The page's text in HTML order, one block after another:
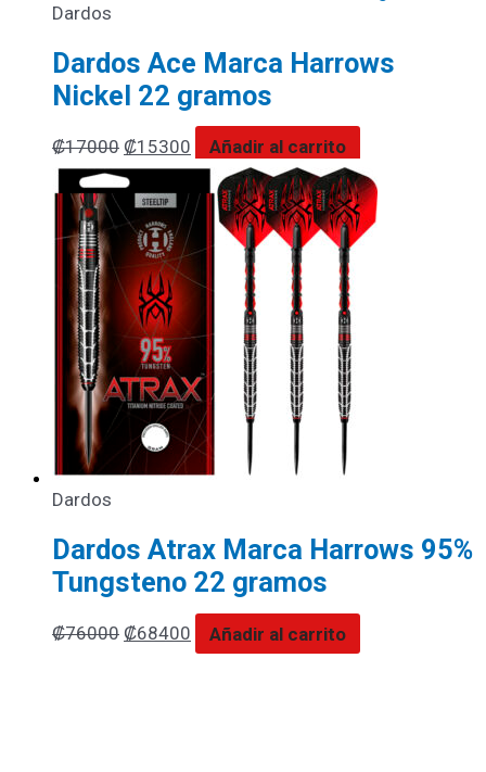
Dardos
Dardos Ace Marca Harrows
Nickel 22 gramos
₡17000 ₡15300 Añadir al carrito
Dardos
Dardos Atrax Marca Harrows 95%
Tungsteno 22 gramos
₡76000 ₡68400 Añadir al carrito